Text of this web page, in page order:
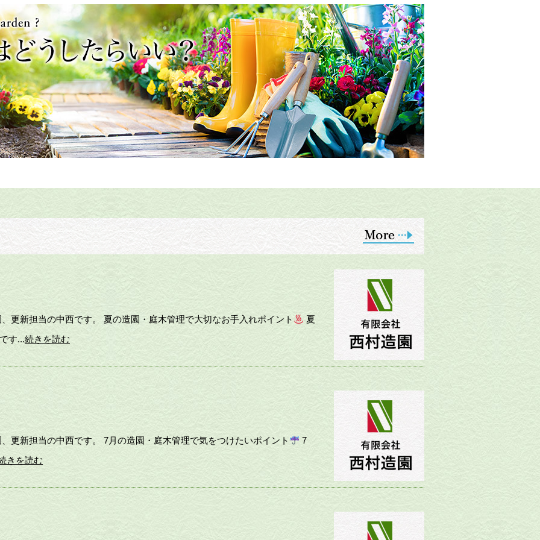
更新担当の中西です。 夏の造園・庭木管理で大切なお手入れポイント
夏
す...続きを読む
更新担当の中西です。 7月の造園・庭木管理で気をつけたいポイント
7
きを読む